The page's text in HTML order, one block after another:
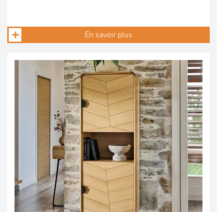
En savoir plus